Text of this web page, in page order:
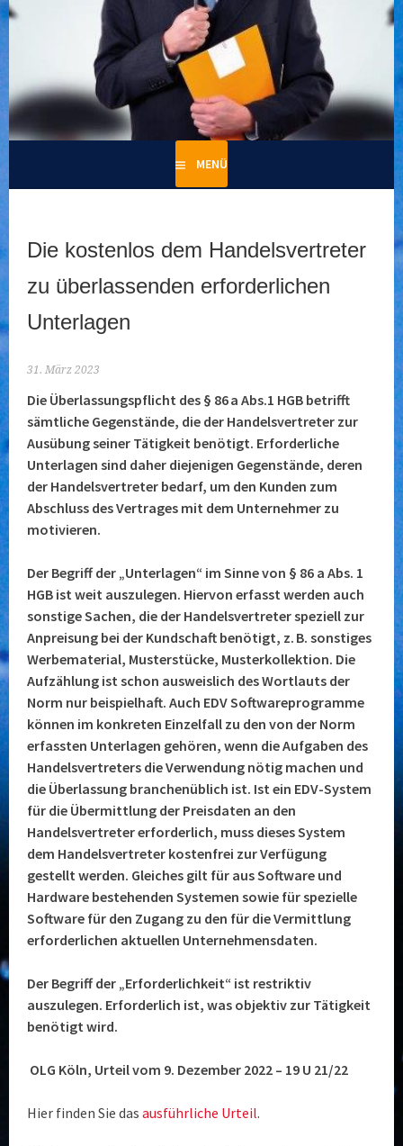
Springe
CDH legal
Wir gehen für Sie ins Risiko – Ihr Recht ist es uns wert!
MENÜ
Die kostenlos dem Handelsvertreter
zu überlassenden erforderlichen
Unterlagen
31. März 2023
Die Überlassungspflicht des § 86 a Abs.1 HGB betrifft
sämtliche Gegenstände, die der Handelsvertreter zur
Ausübung seiner Tätigkeit benötigt. Erforderliche
Unterlagen sind daher diejenigen Gegenstände, deren
der Handelsvertreter bedarf, um den Kunden zum
Abschluss des Vertrages mit dem Unternehmer zu
motivieren.
Der Begriff der „Unterlagen“ im Sinne von § 86 a Abs. 1
HGB ist weit auszulegen. Hiervon erfasst werden auch
sonstige Sachen, die der Handelsvertreter speziell zur
Anpreisung bei der Kundschaft benötigt, z. B. sonstiges
Werbematerial, Musterstücke, Musterkollektion. Die
Aufzählung ist schon ausweislich des Wortlauts der
Norm nur beispielhaft. Auch EDV Softwareprogramme
können im konkreten Einzelfall zu den von der Norm
erfassten Unterlagen gehören, wenn die Aufgaben des
Handelsvertreters die Verwendung nötig machen und
die Überlassung branchenüblich ist. Ist ein EDV-System
für die Übermittlung der Preisdaten an den
Handelsvertreter erforderlich, muss dieses System
dem Handelsvertreter kostenfrei zur Verfügung
gestellt werden. Gleiches gilt für aus Software und
Hardware bestehenden Systemen sowie für spezielle
Software für den Zugang zu den für die Vermittlung
erforderlichen aktuellen Unternehmensdaten.
Der Begriff der „Erforderlichkeit“ ist restriktiv
auszulegen. Erforderlich ist, was objektiv zur Tätigkeit
benötigt wird.
OLG Köln, Urteil vom 9. Dezember 2022 – 19 U 21/22
Hier finden Sie dasausführliche Urteil.